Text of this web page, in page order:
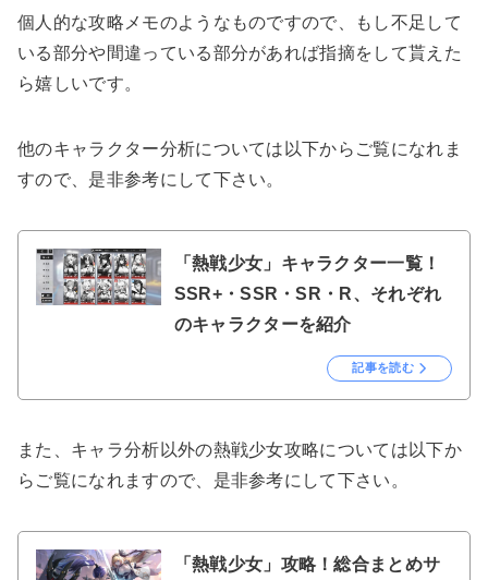
個人的な攻略メモのようなものですので、もし不足して
いる部分や間違っている部分があれば指摘をして貰えた
ら嬉しいです。
他のキャラクター分析については以下からご覧になれま
すので、是非参考にして下さい。
「熱戦少女」キャラクター一覧！
SSR+・SSR・SR・R、それぞれ
のキャラクターを紹介
記事を読む
また、キャラ分析以外の熱戦少女攻略については以下か
らご覧になれますので、是非参考にして下さい。
「熱戦少女」攻略！総合まとめサ